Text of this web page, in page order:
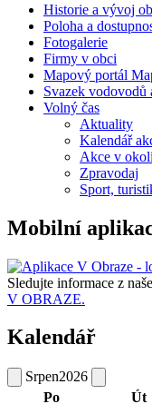
Historie a vývoj
Poloha a
Fotogalerie
Firmy v obci
Mapový portál
Svazek vodovodů
Volný čas
Aktuality
Kalendář
Akce v
Zpravodaj
Sport,
Mobilní
Sledujte informace z
V OBRAZE.
Kalendář
Srpen2026
Po
Út